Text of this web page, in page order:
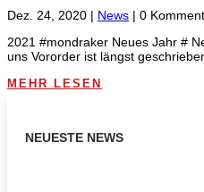
Dez. 24, 2020 | News | 0
2021 #mondraker Neues Jahr #
uns Vororder ist längst
MEHR LESEN
NEUESTE NEWS